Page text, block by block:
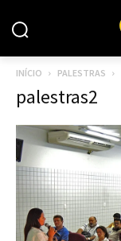
INÍCIO PALESTRAS
palestras2